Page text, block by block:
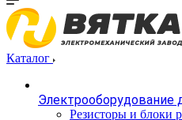
Каталог
Электрооборудование
Резисторы и блоки